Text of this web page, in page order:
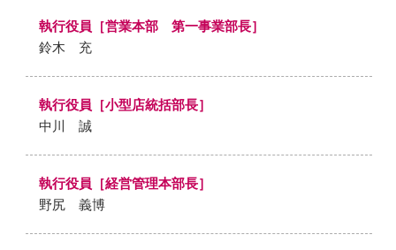
執行役員［営業本部 第一事業部長］
鈴木 充
執行役員［小型店統括部長］
中川 誠
執行役員［経営管理本部長］
野尻 義博